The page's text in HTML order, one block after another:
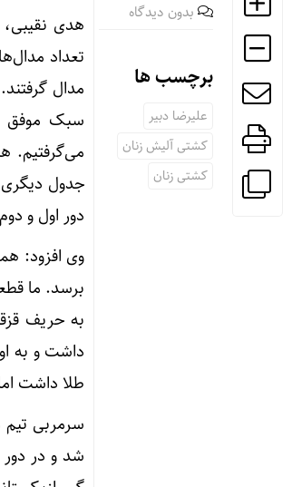
بدون دیدگاه
برچسب ها
علیرضا دبیر
کشتی آلیش زنان
کشتی زنان
هدی
سبک موفق
می‌گرفتیم.
جدول
دور اول و
وی افزود:
برسد. ما
به حریف
داشت و به
طلا داشت
سرمربی تیم